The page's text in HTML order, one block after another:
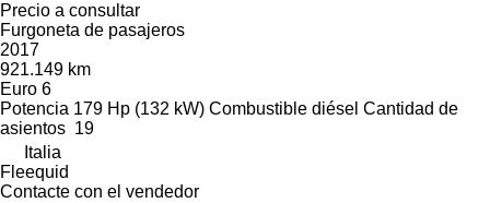
Precio a consultar
Furgoneta de pasajeros
2017
921.149 km
Euro 6
Potencia 179 Hp (132 kW) Combustible diésel Cantidad de
asientos 19
Italia
Fleequid
Contacte con el vendedor